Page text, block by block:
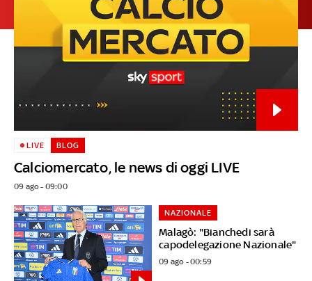
Calciomercato, le news di oggi LIVE
LIVE BLOG
09 ago - 09:00
Malagò: "Bianchedi sarà
capodelegazione Nazionale"
NAZIONALE
09 ago - 00:59